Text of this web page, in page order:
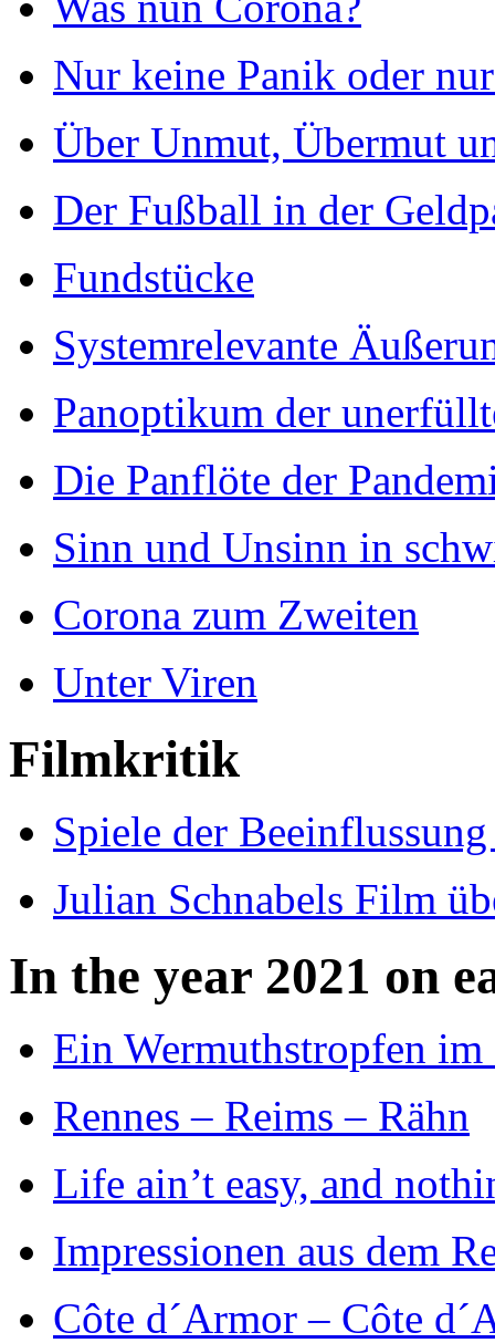
Nur keine Panik oder
Über Unmut, Übermut
Der Fußball in der
Fundstücke
Systemrelevante
Panoptikum der
Die Panflöte der
Sinn und Unsinn in
Corona zum Zweiten
Unter Viren
Filmkritik
Spiele der
Julian Schnabels Film
In the year 2021 on
Ein Wermuthstropfen im
Rennes – Reims – Rähn
Life ain’t easy, and
Impressionen aus dem
Côte d´Armor – Côte